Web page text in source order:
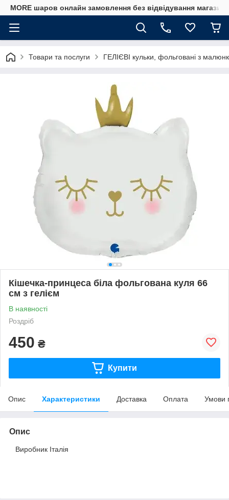
MORE шаров онлайн замовлення без відвідування
Товари та послуги ГЕЛІЄВІ кульки, фольговані з
Кішечка-принцеса біла фольгована куля 66
см з гелієм
В наявності
Роздріб
450 ₴
Купити
Опис Характеристики Доставка Оплата Умови
Опис
Виробник Італія